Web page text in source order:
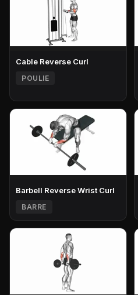
Cable Reverse Curl
POULIE
Barbell Reverse Wrist Curl
BARRE